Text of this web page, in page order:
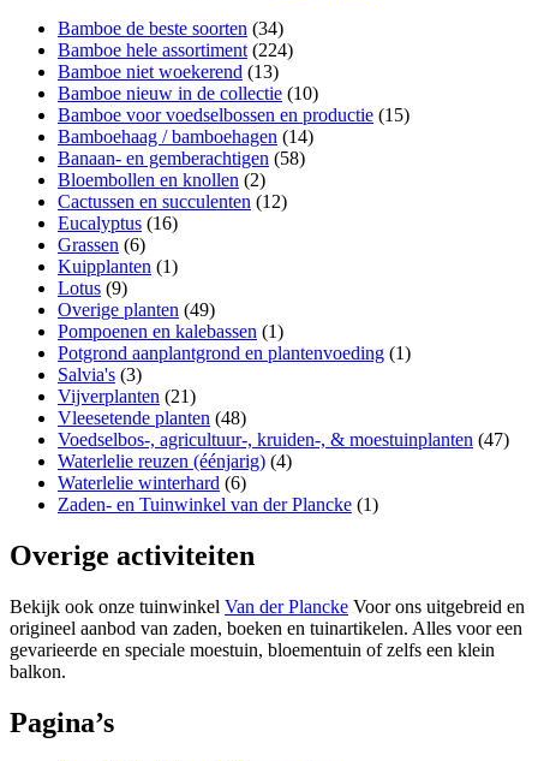
Bamboe de beste soorten (34)
Bamboe hele assortiment (224)
Bamboe niet woekerend (13)
Bamboe nieuw in de collectie (10)
Bamboe voor voedselbossen en productie (15)
Bamboehaag / bamboehagen (14)
Banaan- en gemberachtigen (58)
Bloembollen en knollen (2)
Cactussen en succulenten (12)
Eucalyptus (16)
Grassen (6)
Kuipplanten (1)
Lotus (9)
Overige planten (49)
Pompoenen en kalebassen (1)
Potgrond aanplantgrond en plantenvoeding (1)
Salvia's (3)
Vijverplanten (21)
Vleesetende planten (48)
Voedselbos-, agricultuur-, kruiden-, & moestuinplanten (47)
Waterlelie reuzen (éénjarig) (4)
Waterlelie winterhard (6)
Zaden- en Tuinwinkel van der Plancke (1)
Overige activiteiten
Bekijk ook onze tuinwinkel Van der Plancke Voor ons uitgebreid en
origineel aanbod van zaden, boeken en tuinartikelen. Alles voor een
gevarieerde en speciale moestuin, bloementuin of zelfs een klein
balkon.
Pagina’s